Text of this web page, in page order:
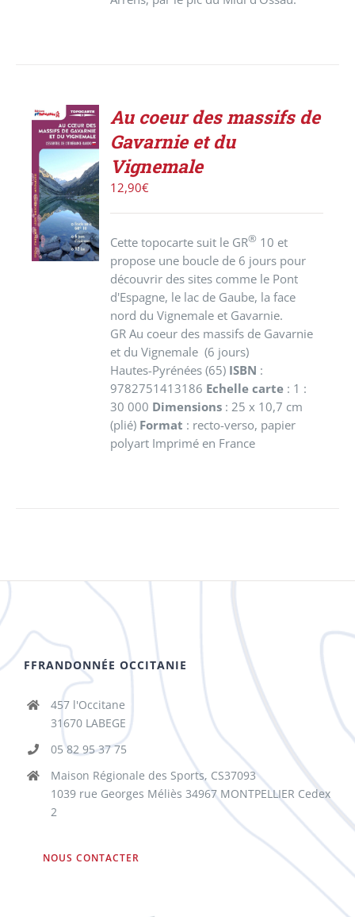
AJOUTER
AU
PANIER
/
DÉTAILS
Au coeur des massifs de
Gavarnie et du
Vignemale
12,90€
Cette topocarte suit le GR® 10 et
propose une boucle de 6 jours pour
découvrir des sites comme le Pont
d'Espagne, le lac de Gaube, la face
nord du Vignemale et Gavarnie.
GR Au coeur des massifs de Gavarnie
et du Vignemale (6 jours)
Hautes-Pyrénées (65) ISBN :
9782751413186 Echelle carte : 1 :
30 000 Dimensions : 25 x 10,7 cm
(plié) Format : recto-verso, papier
polyart Imprimé en France
FFRANDONNÉE OCCITANIE
457 l'Occitane
31670 LABEGE
05 82 95 37 75
Maison Régionale des Sports, CS37093
1039 rue Georges Méliès 34967 MONTPELLIER Cedex
2
NOUS CONTACTER